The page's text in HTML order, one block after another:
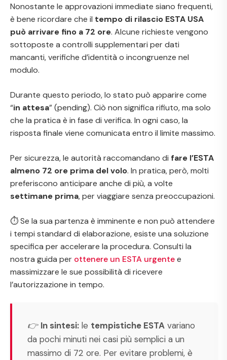
Nonostante le approvazioni immediate siano frequenti,
è bene ricordare che il tempo di rilascio ESTA USA
può arrivare fino a 72 ore. Alcune richieste vengono
sottoposte a controlli supplementari per dati
mancanti, verifiche d’identità o incongruenze nel
modulo.
Durante questo periodo, lo stato può apparire come
“in attesa” (pending). Ciò non significa rifiuto, ma solo
che la pratica è in fase di verifica. In ogni caso, la
risposta finale viene comunicata entro il limite massimo.
Per sicurezza, le autorità raccomandano di fare l’ESTA
almeno 72 ore prima del volo. In pratica, però, molti
preferiscono anticipare anche di più, a volte
settimane prima, per viaggiare senza preoccupazioni.
⏱️ Se la sua partenza è imminente e non può attendere
i tempi standard di elaborazione, esiste una soluzione
specifica per accelerare la procedura. Consulti la
nostra guida per ottenere un ESTA urgentee
massimizzare le sue possibilità di ricevere
l’autorizzazione in tempo.
👉 In sintesi: le tempistiche ESTA variano
da pochi minuti nei casi più semplici a un
massimo di 72 ore. Per evitare problemi, è